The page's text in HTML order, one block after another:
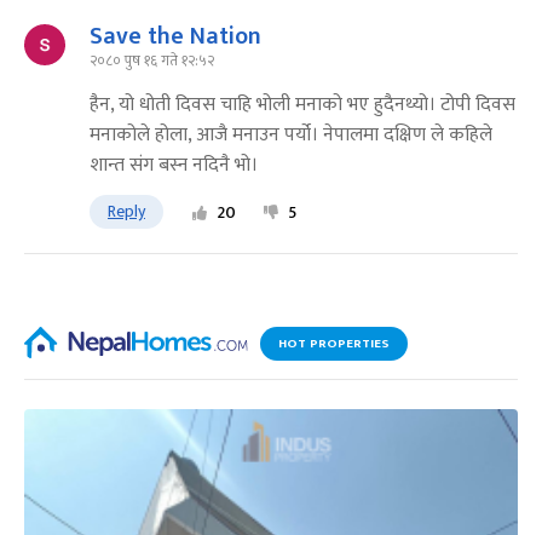
Save the Nation
२०८० पुष १६ गते १२:५२
हैन, यो धोती दिवस चाहि भोली मनाको भए हुदैनथ्यो। टोपी दिवस
मनाकोले होला, आजै मनाउन पर्यो। नेपालमा दक्षिण ले कहिले
शान्त संग बस्न नदिनै भो।
Reply 20 5
HOT PROPERTIES